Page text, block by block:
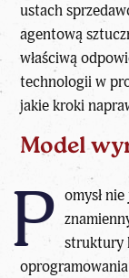
ustach
agentową
właściwą
technologii w
jakie kroki
Model
P omysł
struktury